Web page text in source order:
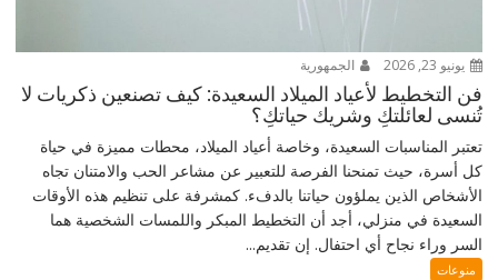
يونيو 23, 2026 الجمهورية
فن التخطيط لأعياد الميلاد السعيدة: كيف تصنعين ذكريات لا
تُنسى لعائلتكِ وشريك حياتكِ؟
تعتبر المناسبات السعيدة، وخاصة أعياد الميلاد، محطات مميزة في حياة
كل أسرة، حيث تمنحنا الفرصة للتعبير عن مشاعر الحب والامتنان تجاه
الأشخاص الذين يملؤون حياتنا بالدفء. كمشرفة على تنظيم هذه الأوقات
السعيدة في منزلي، أجد أن التخطيط المبكر واللمسات الشخصية هما
السر وراء نجاح أي احتفال. إن تقديم...
منوعات